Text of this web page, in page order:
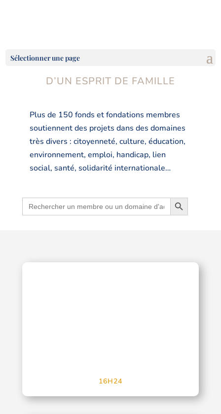
Sélectionner une page
Les fonds et fondations membres
D’UN ESPRIT DE FAMILLE
Plus de 150 fonds et fondations membres
soutiennent des projets dans des domaines
très divers : citoyenneté, culture, éducation,
environnement, emploi, handicap, lien
social, santé, solidarité internationale…
Search
for:
Search Button
16H24